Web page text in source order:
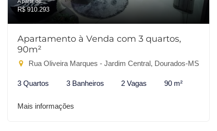
R$ 910.293
Apartamento à Venda com 3 quartos,
90m²
Rua Oliveira Marques - Jardim Central, Dourados-MS
3 Quartos 3 Banheiros 2 Vagas 90 m²
Mais informações